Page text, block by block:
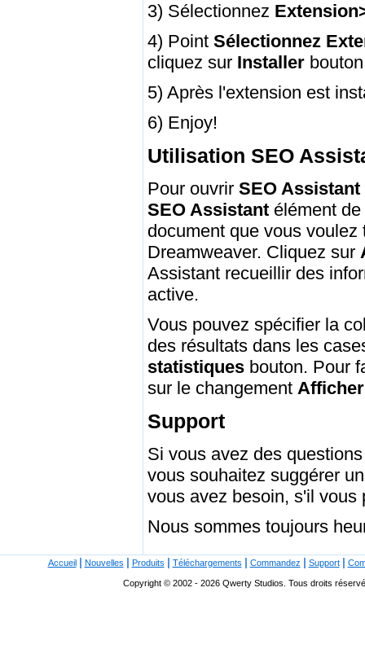
3) Sélectionnez
4) Point Sélectionnez
cliquez sur Installer bouton
5) Après l'extension est
6) Enjoy!
Utilisation SEO
Pour ouvrir SEO Assistant
SEO Assistant élément
document que vous
Dreamweaver. Cliquez sur
Assistant recueillir des
active.
Vous pouvez spécifier la
des résultats dans les
statistiques bouton. Pour
sur le changement
Support
Si vous avez des
vous souhaitez suggérer
vous avez besoin, s'il
Nous sommes toujours
Accueil | Nouvelles | Produits | Téléchargements | Commandez | Support |
Copyright © 2002 - 2026 Qwerty Studios. Tous droits